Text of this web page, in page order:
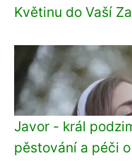
Květinu do Vaší
Javor - král
pěstování a péči